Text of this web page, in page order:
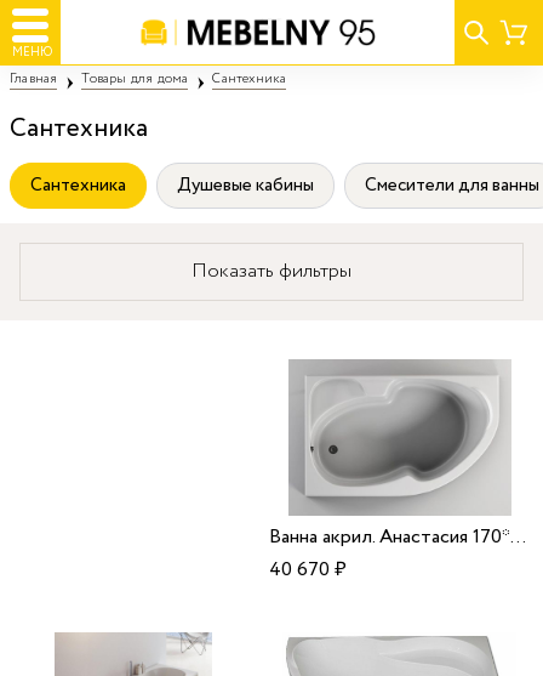
МЕНЮ
Главная Товары для дома Сантехника
Сантехника
Сантехника Душевые кабины Смесители для ванны
Показать фильтры
Ванна акрил. Анастасия 170*105 L Aquavel
40 670₽